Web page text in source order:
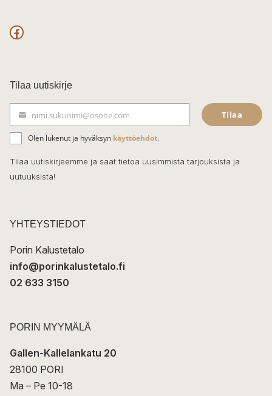
F
c
e
b
o
o
k
Tilaa uutiskirje
ä
h
k
t
nimi.sukunimi@osoite.com Tilaa
Olen lukenut ja hyväksyn käyttöehdot.
Tilaa uutiskirjeemme ja saat tietoa uusimmista tarjouksista ja
uutuuksista!
YHTEYSTIEDOT
Porin Kalustetalo
info@porinkalustetalo.fi
02 633 3150
PORIN MYYMÄLÄ
Gallen-Kallelankatu 20
28100 PORI
Ma – Pe 10-18